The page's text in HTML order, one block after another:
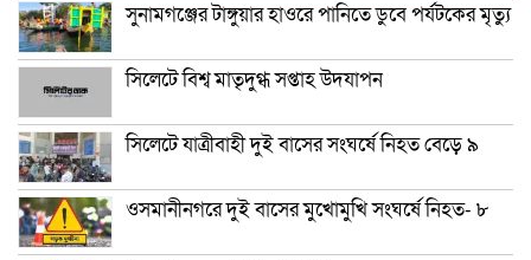
সুনামগঞ্জের টাঙ্গুয়ার হাওরে পানিতে ডুবে পর্যটকের মৃত্যু
সিলেটে বিশ্ব মাতৃদুগ্ধ সপ্তাহ উদযাপন
সিলেটে যাত্রীবাহী দুই বাসের সংঘর্ষে নিহত বেড়ে ৯
ওসমানীনগরে দুই বাসের মুখোমুখি সংঘর্ষে নিহত- ৮